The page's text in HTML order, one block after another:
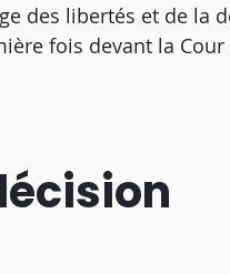
des libertés et de la
fois devant la